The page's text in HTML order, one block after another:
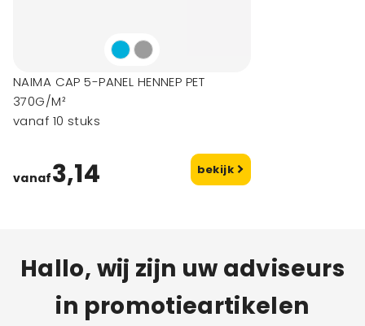
NAIMA CAP 5-PANEL HENNEP PET
370G/M²
vanaf 10 stuks
vanaf3,14 bekijk
Hallo, wij zijn uw adviseurs
in promotieartikelen